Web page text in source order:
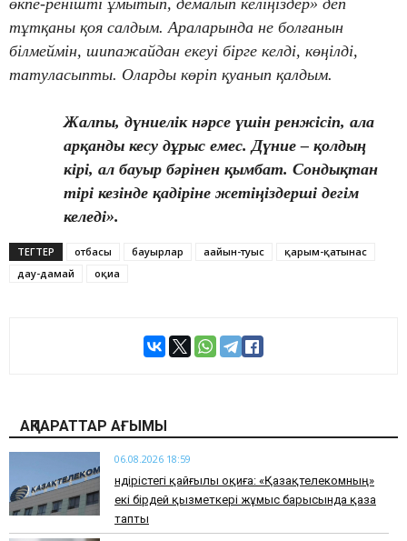
өкпе-ренішті ұмытып, демалып келіңіздер» деп
тұтқаны қоя салдым. Араларында не болғанын
білмеймін, шипажайдан екеуі бірге келді, көңілді,
татуласыпты. Оларды көріп қуанып қалдым.
Жалпы, дүниелік нәрсе үшін ренжісіп, ала
арқанды кесу дұрыс емес. Дүние – қолдың
кірі, ал бауыр бәрінен қымбат. Сондықтан
тірі кезінде қадіріне жетіңіздерші дегім
келеді».
ТЕГТЕР отбасы бауырлар ағайын-туыс
қарым-қатынас
дау-дамай
оқиға
АҚПАРАТТАР АҒЫМЫ
06.08.2026 18:59
Өндірістегі қайғылы оқиға: «Қазақтелекомның»
екі бірдей қызметкері жұмыс барысында қаза
тапты